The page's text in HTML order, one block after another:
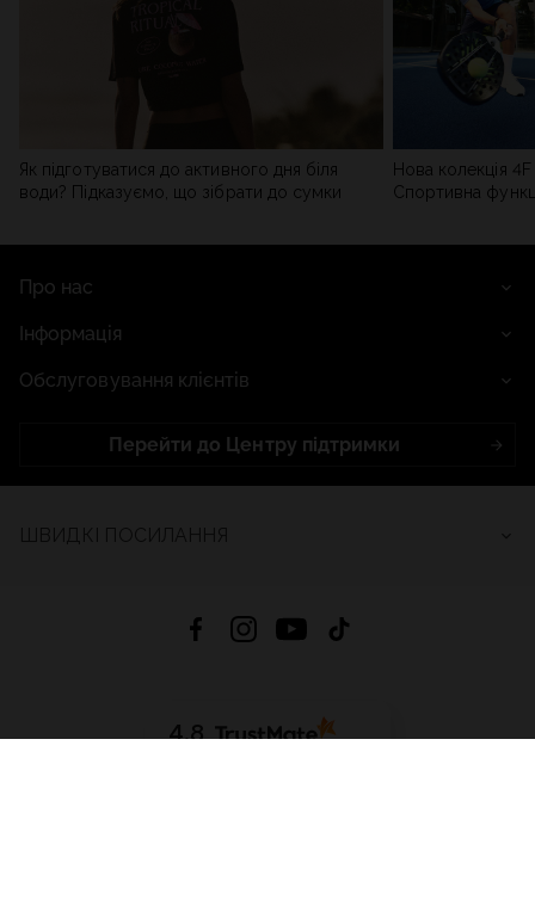
Як підготуватися до активного дня біля
води? Підказуємо, що зібрати до сумки
Нова колекція
Спортивна
Про нас
Інформація
Обслуговування клієнтів
Перейти до Центру підтримки
4.8